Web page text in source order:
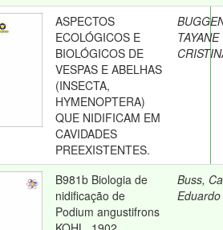
ASPECTOS
ECOLÓGICOS E
BIOLÓGICOS DE
VESPAS E ABELHAS
(INSECTA,
HYMENOPTERA)
QUE NIDIFICAM EM
CAVIDADES
PREEXISTENTES.
TAYANE
B981b Biologia de
nidificação de
Podium angustifrons
Buss,
Eduardo